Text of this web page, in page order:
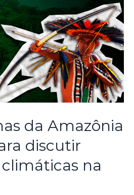
da Amazônia
discutir
na